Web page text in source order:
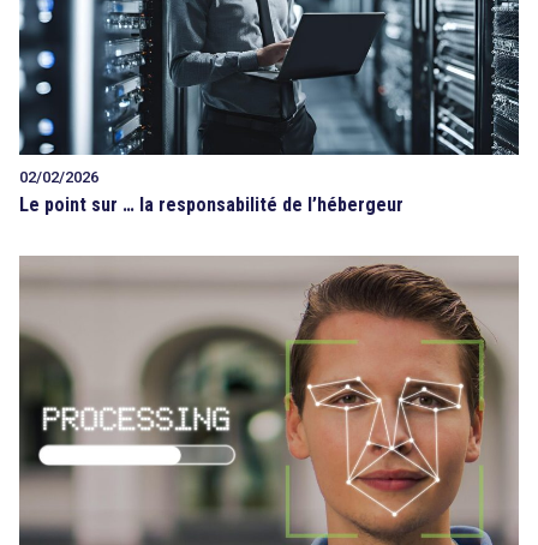
02/02/2026
Le point sur … la responsabilité de l’hébergeur